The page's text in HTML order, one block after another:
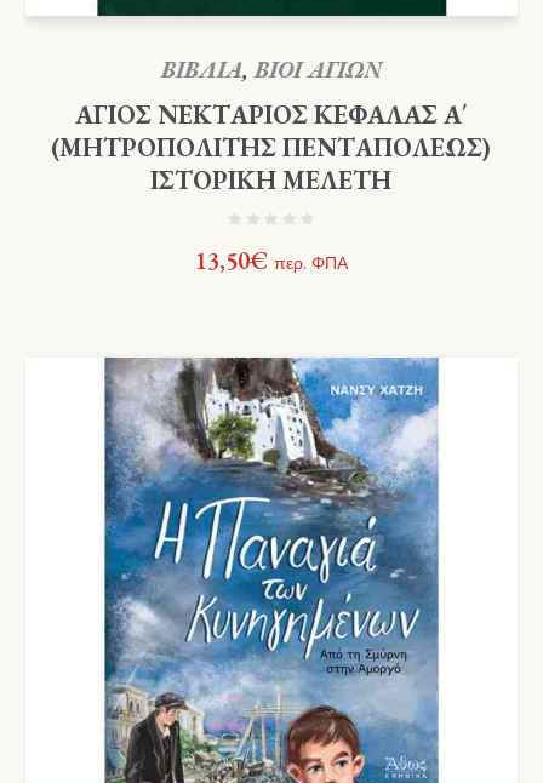
ΒΙΒΛΙΑ,ΒΙΟΙ ΑΓΙΩΝ
ΑΓΙΟΣ ΝΕΚΤΑΡΙΟΣ ΚΕΦΑΛΑΣ Α΄
(ΜΗΤΡΟΠΟΛΙΤΗΣ ΠΕΝΤΑΠΟΛΕΩΣ)
ΙΣΤΟΡΙΚΗ ΜΕΛΕΤΗ
13,50€ περ. ΦΠΑ